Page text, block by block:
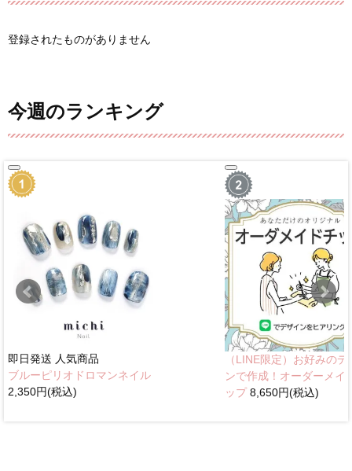
登録されたものがありません
今週のランキング
即日発送 人気商品
ブルーピリオドロマンネイル
2,350円(税込)
（LINE限定）お好みのデ
ンで作成！オーダーメイ
ップ8,650円(税込)